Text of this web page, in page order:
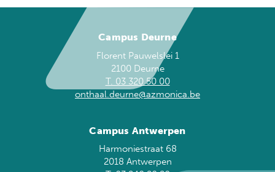
Campus Deurne
Florent Pauwelslei 1
2100 Deurne
T. 03 320 50 00
onthaal.deurne@azmonica.be
Campus Antwerpen
Harmoniestraat 68
2018 Antwerpen